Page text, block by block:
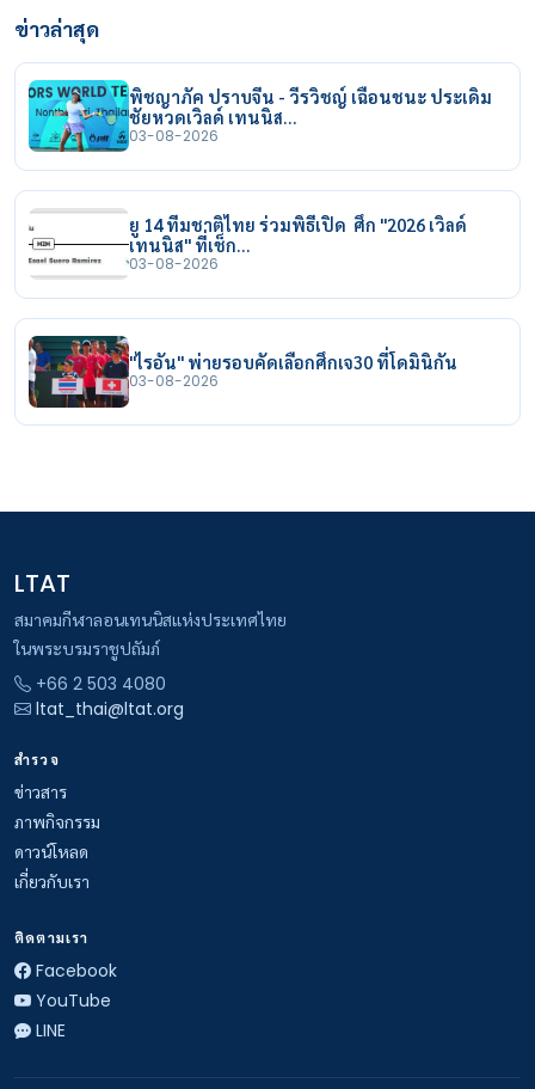
ข่าวล่าสุด
พิชญาภัค ปราบจีน - วีรวิชญ์ เฉือนชนะ ประเดิม
ชัยหวดเวิลด์ เทนนิส…
03-08-2026
ยู 14 ทีมชาติไทย ร่วมพิธีเปิด ศึก "2026 เวิลด์
เทนนิส" ที่เช็ก…
03-08-2026
"ไรอัน" พ่ายรอบคัดเลือกศึกเจ30 ที่โดมินิกัน
03-08-2026
LTAT
สมาคมกีฬาลอนเทนนิสแห่งประเทศไทย
ในพระบรมราชูปถัมภ์
+66 2 503 4080
ltat_thai@ltat.org
สำรวจ
ข่าวสาร
ภาพกิจกรรม
ดาวน์โหลด
เกี่ยวกับเรา
ติดตามเรา
Facebook
YouTube
LINE